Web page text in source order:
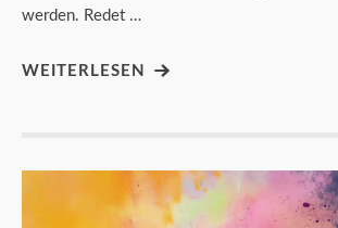
werden. Redet …
WEITERLESEN